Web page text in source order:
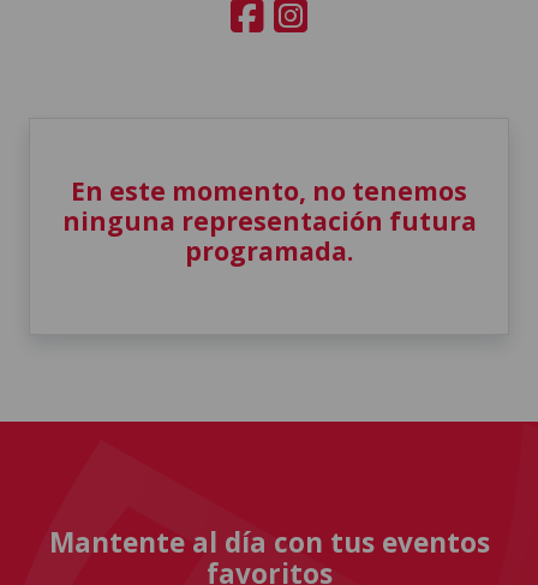
En este momento, no tenemos
ninguna representación futura
programada.
Mantente al día con tus eventos
favoritos